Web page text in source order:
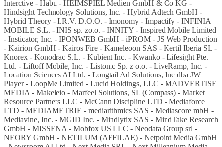
Interctive - Habu - HEIMSPIEL Medien GmbH & Co KG -
Hindsight Technology Solutions, Inc. - Hybrid Adtech GmbH -
Hybrid Theory - I.R.V. D.O.O. - Imonomy - Impactify - INFINIA
MOBILE S.L. - INIS sp. zo.o. - INNITY - Inspired Mobile Limited
- Insticator, Inc. - IPONWEB GmbH - iPROM - JS Web Production
- Kairion GmbH - Kairos Fire - Kameleoon SAS - Kertil Iberia SL -
Knorex - Konodrac S.L. - Kubient Inc. - Kwanko - Lifesight Pte.
Ltd. - Liftoff Mobile, Inc. - Listonic Sp. z o.o. - LiveRamp, Inc. -
Location Sciences AI Ltd. - Longtail Ad Solutions, Inc dba JW
Player - LoopMe Limited - Lucid Holdings, LLC - MADVERTISE
MEDIA - Makeleio - Marfeel Solutions, SL (Compass) - Market
Resource Partners LLC - McCann Discipline LTD - Mediaforce
LTD - MEDIAMETRIE - mediarithmics SAS - Mediascore mbH -
Mediavine, Inc. - MGID Inc. - Mindlytix SAS - MindTake Research
GmbH - MISSENA - Mobfox US LLC - Neodata Group srl -
NEORY GmbH - NETILUM (AFFILAE) - Netpoint Media GmbH